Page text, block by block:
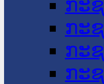
ກະ
ກະ
ກະ
ກະ